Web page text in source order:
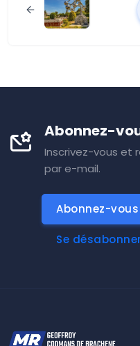
Abonnez-
Inscrivez-vous et
par e-mail.
Abonnez-
Se désabonner